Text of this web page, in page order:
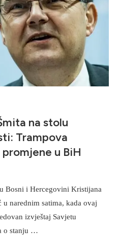
na stolu
Trampova
u BiH
Bosni i Hercegovini Kristijana
narednim satima, kada ovaj
izvještaj Savjetu
o stanju …